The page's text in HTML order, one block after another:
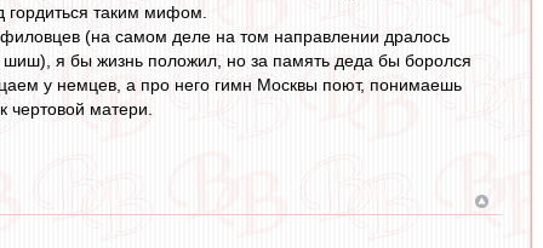
таким мифом.
(на самом деле на том направлении дралось
я бы жизнь положил, но за память деда бы боролся
у немцев, а про него гимн Москвы поют, понимаешь
матери.